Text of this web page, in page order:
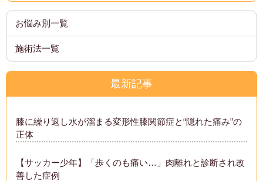
お悩み別一覧
施術法一覧
最新記事
膝に繰り返し水が溜まる変形性膝関節症と“隠れた痛み”の
正体
【サッカー少年】「歩くのも痛い…」肉離れと診断され改
善した症例